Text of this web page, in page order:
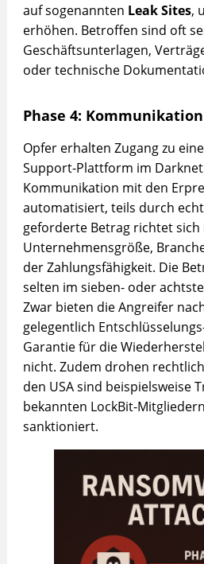
auf sogenannten Leak Sites,
erhöhen. Betroffen sind oft
Geschäftsunterlagen,
oder technische
Phase 4:
Opfer erhalten Zugang zu
Support-Plattform im
Kommunikation mit den
automatisiert, teils durch
geforderte Betrag richtet sich
Unternehmensgröße,
der Zahlungsfähigkeit. Die
selten im sieben- oder
Zwar bieten die Angreifer
gelegentlich
Garantie für die
nicht. Zudem drohen
den USA sind beispielsweise
bekannten LockBit-
sanktioniert.